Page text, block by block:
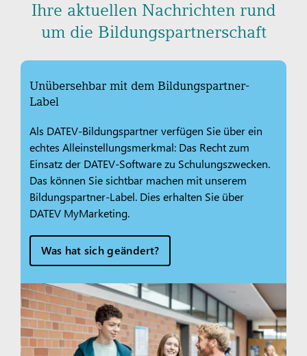
Ihre aktuellen Nachrichten rund
um die Bildungspartnerschaft
Unübersehbar mit dem Bildungspartner-
Label
Als DATEV-Bildungspartner verfügen Sie über ein
echtes Alleinstellungsmerkmal: Das Recht zum
Einsatz der DATEV-Software zu Schulungszwecken.
Das können Sie sichtbar machen mit unserem
Bildungspartner-Label. Dies erhalten Sie über
DATEV MyMarketing.
Was hat sich geändert?